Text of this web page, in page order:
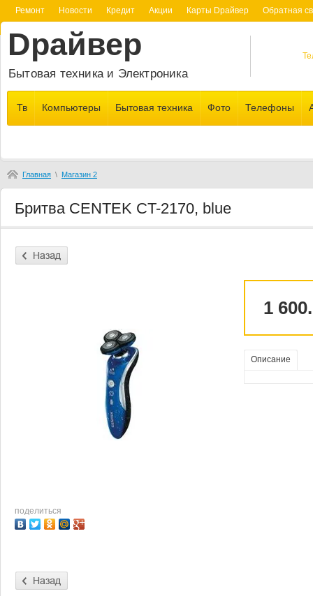
Ремонт Новости Кредит Акции Карты Dрайвер Обратная
Dрайвер
Бытовая техника и Электроника
Тв Компьютеры Бытовая техника Фото Телефоны
Главная \ Магазин 2
Бритва CENTEK CT-2170, blue
поделиться
1
Описание